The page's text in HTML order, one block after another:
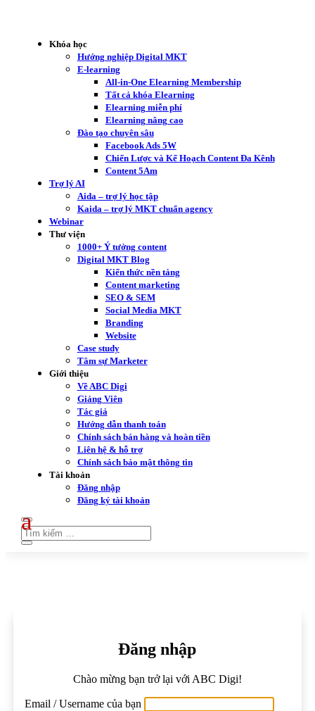
Khóa học
Hướng nghiệp Digital MKT
E-learning
All-in-One Elearning Membership
Tất cả khóa Elearning
Elearning miễn phí
Elearning nâng cao
Đào tạo chuyên sâu
Facebook Ads 5W
Chiến Lược và Kế Hoạch Content Đa Kênh
Content 5Am
Trợ lý AI
Aida – trợ lý học tập
Kaida – trợ lý MKT chuẩn agency
Webinar
Thư viện
1000+ Ý tưởng content
Digital MKT Blog
Kiến thức nền tảng
Content marketing
SEO & SEM
Social Media MKT
Branding
Website
Case study
Tâm sự Marketer
Giới thiệu
Về ABC Digi
Giảng Viên
Tác giả
Hướng dẫn thanh toán
Chính sách bán hàng và hoàn tiền
Liên hệ & hỗ trợ
Chính sách bảo mật thông tin
Tài khoản
Đăng nhập
Đăng ký tài khoản
Đăng nhập
Chào mừng bạn trở lại với ABC Digi!
Email / Username của bạn